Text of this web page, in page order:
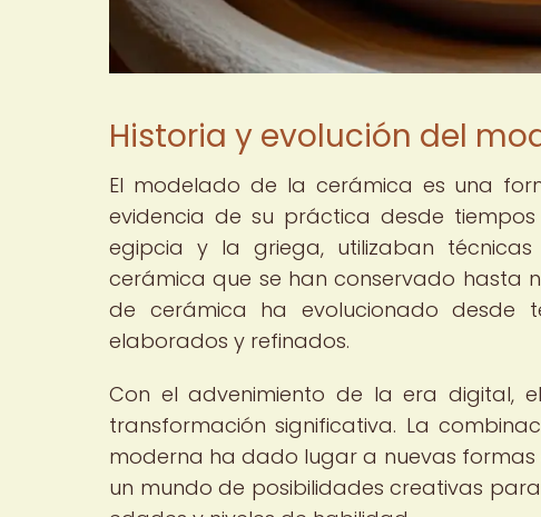
Historia y evolución del
El modelado de la cerámica es una
evidencia de su práctica desde tiempos
egipcia y la griega, utilizaban
cerámica que se han conservado hasta
de cerámica ha evolucionado desde
elaborados y refinados.
Con el advenimiento de la era digital,
transformación significativa. La
moderna ha dado lugar a nuevas
un mundo de posibilidades creativas